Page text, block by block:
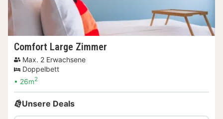
Comfort Large Zimmer
Max. 2 Erwachsene
Doppelbett
26m2
Unsere Deals